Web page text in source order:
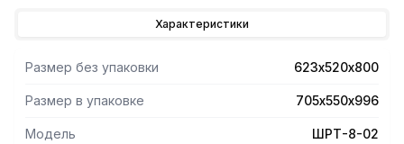
- Основной режим работы - расстойка притемпературе
- Все детали выполнены из нержавеющейстали.
- Регулируемые по высоте ножки.
Опции
Характеристики
Размер без упаковки 623х520х800
Размер в упаковке 705х550х996
Модель ШРТ-8-02